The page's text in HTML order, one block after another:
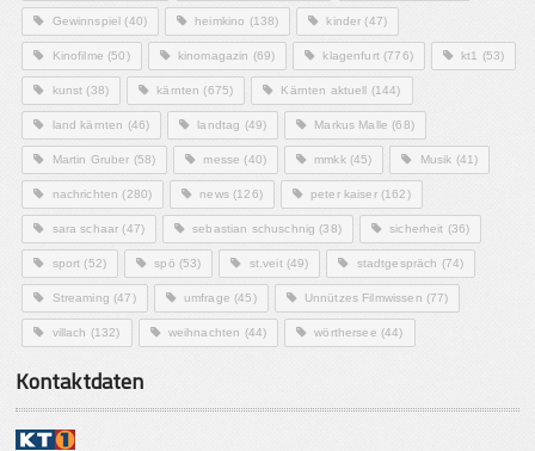
Gewinnspiel (40) heimkino (138) kinder (47)
Kinofilme (50) kinomagazin (69) klagenfurt(776) kt1 (53)
kunst (38) kärnten (675) Kärnten aktuell (144)
land kärnten (46) landtag (49) Markus Malle (68)
Martin Gruber (58) messe (40) mmkk(45) Musik (41)
nachrichten (280) news(126) peter kaiser(162)
sara schaar (47) sebastian schuschnig (38) sicherheit (36)
sport (52) spö (53) st.veit(49) stadtgespräch (74)
Streaming (47) umfrage (45) Unnützes Filmwissen (77)
villach (132) weihnachten (44) wörthersee (44)
Kontaktdaten